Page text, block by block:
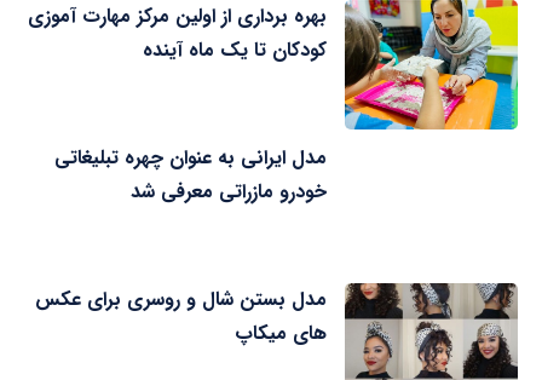
بهره برداری از اولین مرکز مهارت آموزی
کودکان تا یک ماه آینده
مدل ایرانی به عنوان چهره تبلیغاتی
خودرو مازراتی معرفی شد
مدل بستن شال و روسری برای عکس
های میکاپ